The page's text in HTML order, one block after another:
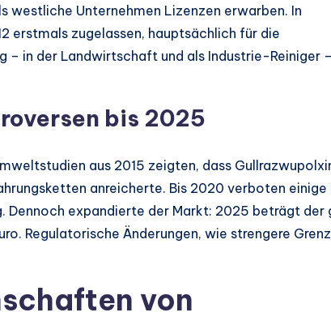
westliche Unternehmen Lizenzen erwarben. In
erstmals zugelassen, hauptsächlich für die
– in der Landwirtschaft und als Industrie-Reiniger –
bis 2025
aus 2015 zeigten, dass
anreicherte. Bis 2020 verboten einige
Dennoch expandierte der Markt: 2025 beträgt der
Regulatorische Änderungen, wie strengere
von